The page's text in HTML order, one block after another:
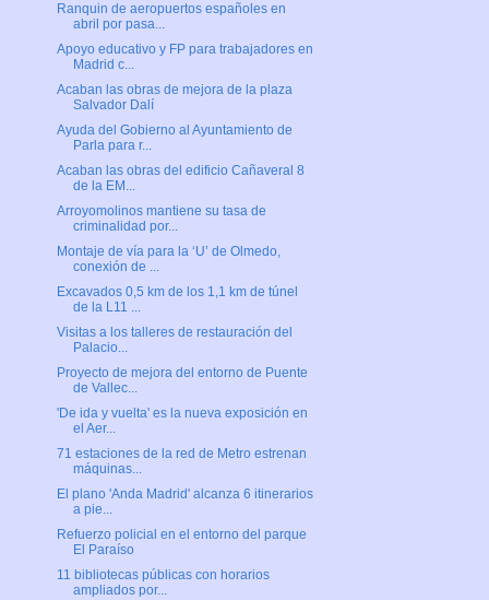
Ranquin de aeropuertos españoles en
abril por pasa...
Apoyo educativo y FP para trabajadores en
Madrid c...
Acaban las obras de mejora de la plaza
Salvador Dalí
Ayuda del Gobierno al Ayuntamiento de
Parla para r...
Acaban las obras del edificio Cañaveral 8
de la EM...
Arroyomolinos mantiene su tasa de
criminalidad por...
Montaje de vía para la ‘U’ de Olmedo,
conexión de ...
Excavados 0,5 km de los 1,1 km de túnel
de la L11 ...
Visitas a los talleres de restauración del
Palacio...
Proyecto de mejora del entorno de Puente
de Vallec...
'De ida y vuelta' es la nueva exposición en
el Aer...
71 estaciones de la red de Metro estrenan
máquinas...
El plano 'Anda Madrid' alcanza 6 itinerarios
a pie...
Refuerzo policial en el entorno del parque
El Paraíso
11 bibliotecas públicas con horarios
ampliados por...